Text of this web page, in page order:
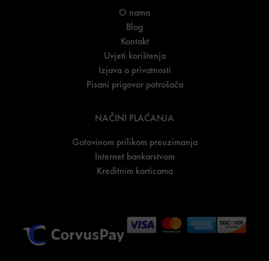
O nama
Blog
Kontakt
Uvjeti korištenja
Izjava o privatnosti
Pisani prigovor potrošača
NAČINI PLAĆANJA
Gotovinom prilikom preuzimanja
Internet bankarstvom
Kreditnim karticama